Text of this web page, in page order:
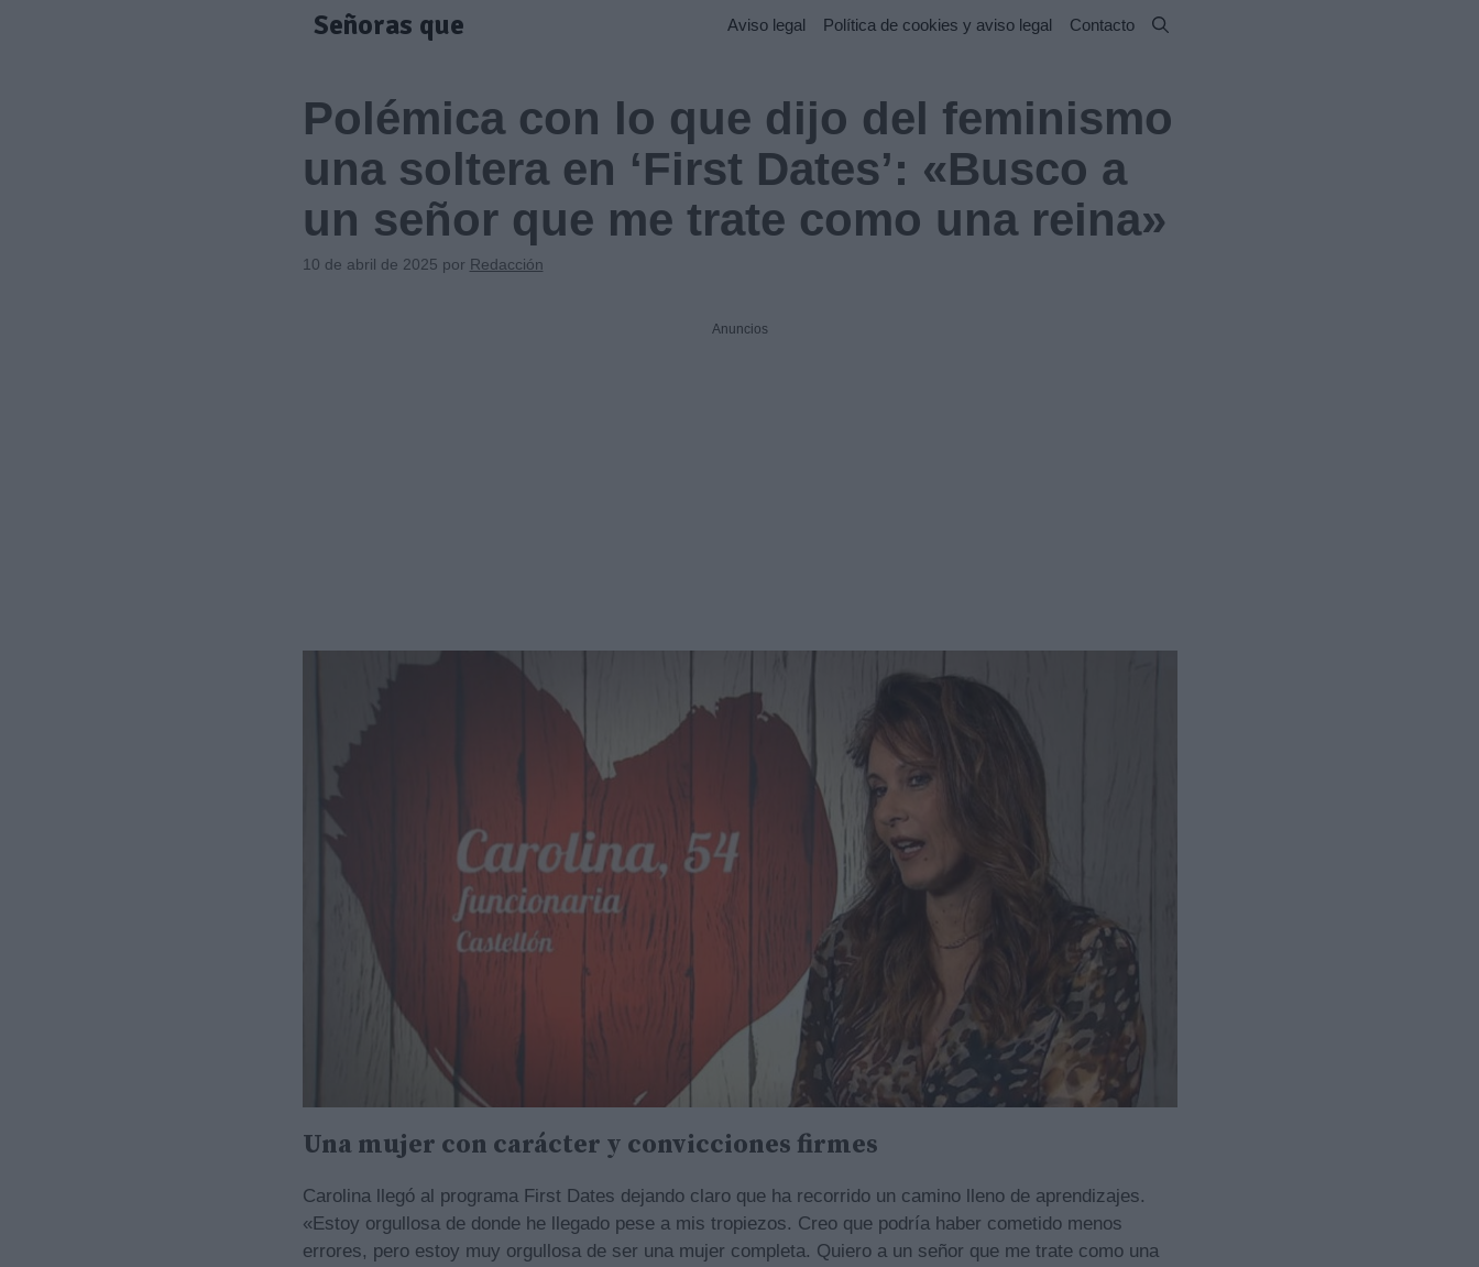
Señoras que Aviso legal Política de cookies y aviso legal Contacto
Polémica con lo que dijo del feminismo
una soltera en ‘First Dates’: «Busco a
un señor que me trate como una reina»
10 de abril de 2025 por Redacción
Anuncios
Una mujer con carácter y convicciones firmes
Carolina llegó al programa First Dates dejando claro que ha recorrido un camino lleno de aprendizajes.
«Estoy orgullosa de donde he llegado pese a mis tropiezos. Creo que podría haber cometido menos
errores, pero estoy muy orgullosa de ser una mujer completa. Quiero a un señor que me trate como una